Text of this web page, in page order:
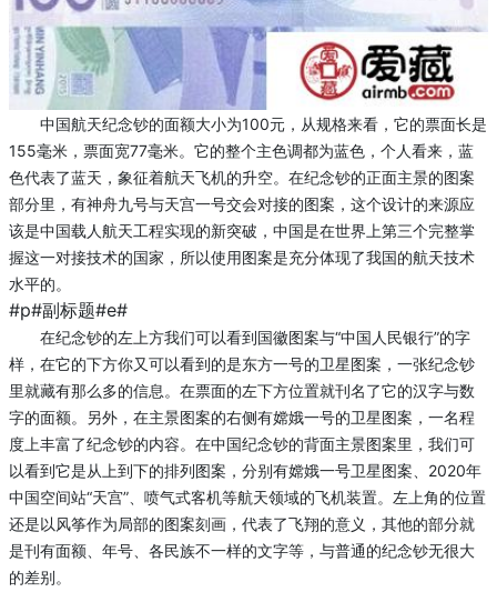
中国航天纪念钞的面额大小为100元，从规格来看，它的票面长是
155毫米，票面宽77毫米。它的整个主色调都为蓝色，个人看来，蓝
色代表了蓝天，象征着航天飞机的升空。在纪念钞的正面主景的图案
部分里，有神舟九号与天宫一号交会对接的图案，这个设计的来源应
该是中国载人航天工程实现的新突破，中国是在世界上第三个完整掌
握这一对接技术的国家，所以使用图案是充分体现了我国的航天技术
水平的。
#p#副标题#e#
在纪念钞的左上方我们可以看到国徽图案与“中国人民银行”的字
样，在它的下方你又可以看到的是东方一号的卫星图案，一张纪念钞
里就藏有那么多的信息。在票面的左下方位置就刊名了它的汉字与数
字的面额。另外，在主景图案的右侧有嫦娥一号的卫星图案，一名程
度上丰富了纪念钞的内容。在中国纪念钞的背面主景图案里，我们可
以看到它是从上到下的排列图案，分别有嫦娥一号卫星图案、2020年
中国空间站“天宫”、喷气式客机等航天领域的飞机装置。左上角的位置
还是以风筝作为局部的图案刻画，代表了飞翔的意义，其他的部分就
是刊有面额、年号、各民族不一样的文字等，与普通的纪念钞无很大
的差别。